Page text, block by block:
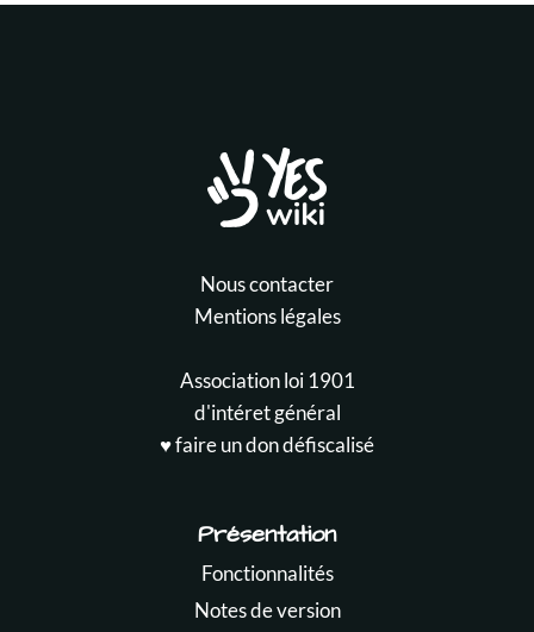
Nous contacter
Mentions légales
Association loi 1901
d'intéret général
♥️ faire un don défiscalisé
Présentation
Fonctionnalités
Notes de version